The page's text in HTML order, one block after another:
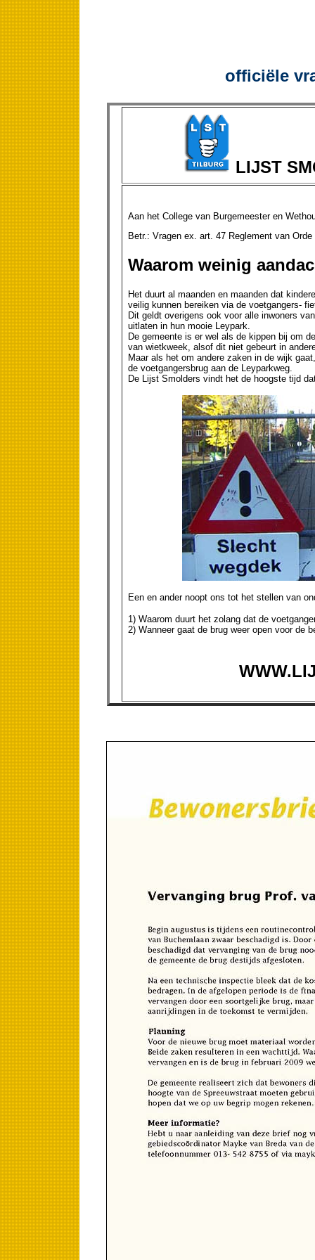
officiële
LIJST
Aan het College van Burgemeester en
Betr.: Vragen ex. art. 47
Waarom weinig
Het duurt al maanden en maanden dat
veilig kunnen bereiken via de voetgangers-
Dit geldt overigens ook voor alle inwoners
uitlaten in hun mooie Leypark.
De gemeente is er wel als de kippen bij om
van wietkweek, alsof dit niet gebeurt in
Maar als het om andere zaken in de wijk
de voetgangersbrug aan de Leyparkweg.
De Lijst Smolders vindt het de hoogste tijd
Een en ander noopt ons tot het stellen van
1) Waarom duurt het zolang dat de
2) Wanneer gaat de brug weer open voor de